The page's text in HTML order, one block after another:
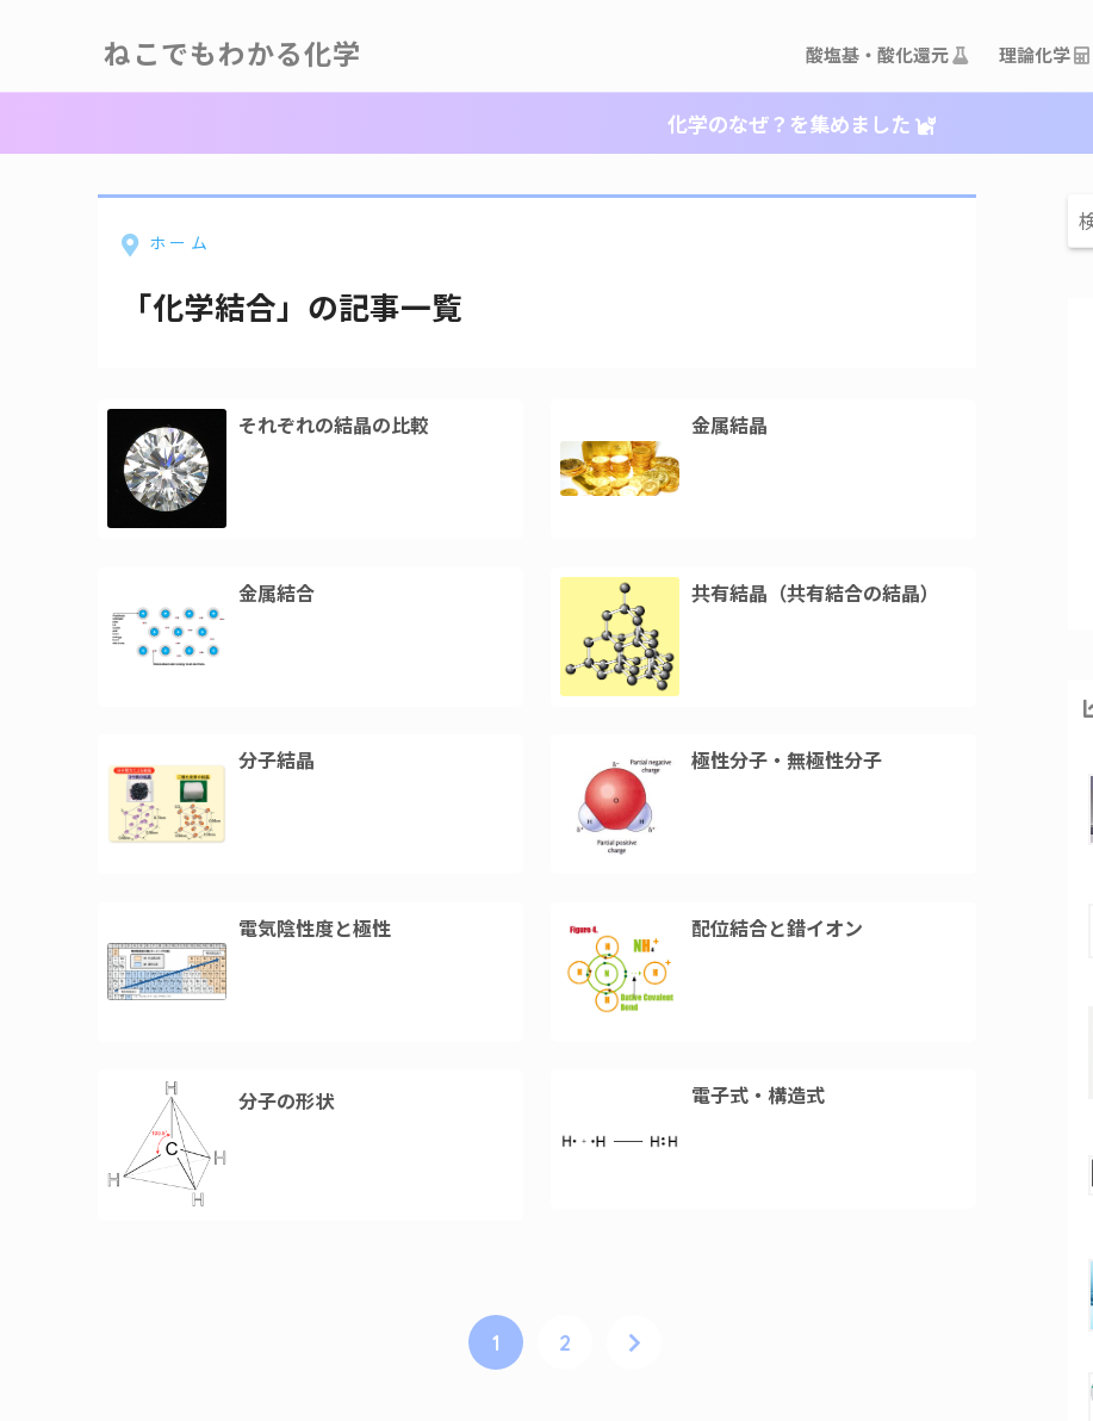
ねこでもわかる化学 酸塩基・酸化還元 理論化学
化学のなぜ？を集めました
ホーム
「化学結合」の記事一覧
それぞれの結晶の比較 金属結晶
金属結合 共有結晶（共有結合の結晶）
分子結晶 極性分子・無極性分子
電気陰性度と極性 配位結合と錯イオン
分子の形状 電子式・構造式
1 2